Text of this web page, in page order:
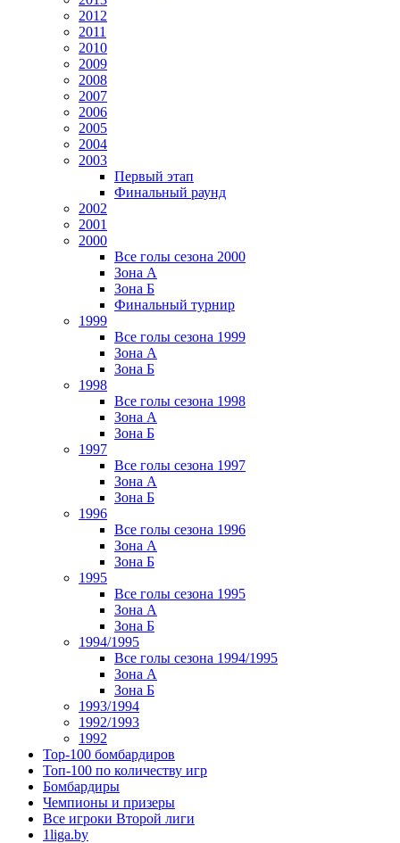
2012
2011
2010
2009
2008
2007
2006
2005
2004
2003
Первый этап
Финальный раунд
2002
2001
2000
Все голы сезона 2000
Зона А
Зона Б
Финальный турнир
1999
Все голы сезона 1999
Зона А
Зона Б
1998
Все голы сезона 1998
Зона А
Зона Б
1997
Все голы сезона 1997
Зона А
Зона Б
1996
Все голы сезона 1996
Зона А
Зона Б
1995
Все голы сезона 1995
Зона А
Зона Б
1994/1995
Все голы сезона 1994/1995
Зона А
Зона Б
1993/1994
1992/1993
1992
Top-100 бомбардиров
Топ-100 по количеству игр
Бомбардиры
Чемпионы и призеры
Все игроки Второй лиги
1liga.by